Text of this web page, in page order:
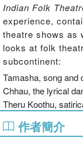
Indian Folk
experience,
theatre shows as
looks at folk
subcontinent:
Tamasha, song and
Chhau, the lyrical
Theru Koothu,
The contrasting
strongly practical
作者簡介